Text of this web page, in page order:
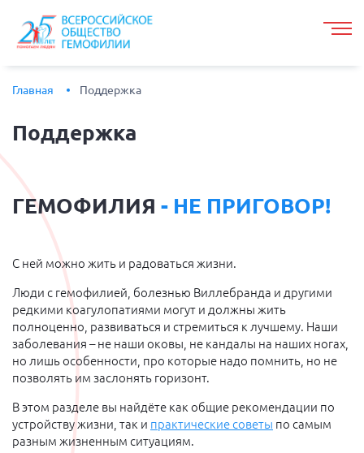
Главная Поддержка
Поддержка
ГЕМОФИЛИЯ - НЕ ПРИГОВОР!
С ней можно жить и радоваться жизни.
Люди с гемофилией, болезнью Виллебранда и другими
редкими коагулопатиями могут и должны жить
полноценно, развиваться и стремиться к лучшему. Наши
заболевания – не наши оковы, не кандалы на наших ногах,
но лишь особенности, про которые надо помнить, но не
позволять им заслонять горизонт.
В этом разделе вы найдёте как общие рекомендации по
устройству жизни, так и практические советы по самым
разным жизненным ситуациям.